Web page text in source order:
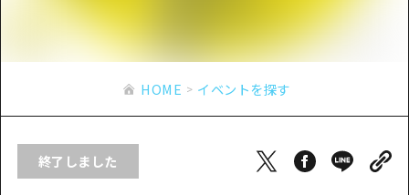
サイクリング
ショッピング
ナイトライフ
世界遺産
広島市周辺
安芸
備後
安芸
備後
備北
宮島周辺
旬情報
お役立ち情報
アクセス
二次交通まとめ
HOME
HOME イベントを探す
終了しました